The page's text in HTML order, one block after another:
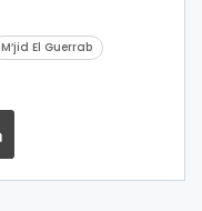
M’jid El Guerrab